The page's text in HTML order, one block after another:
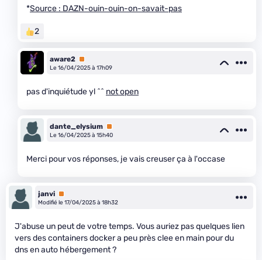
*Source : DAZN-ouin-ouin-on-savait-pas
2
aware2 Premium
Le 16/04/2025 à 17h09
pas d'inquiétude yl ^^ not open
dante_elysium Premium
Le 16/04/2025 à 15h40
Merci pour vos réponses, je vais creuser ça à l'occase
janvi Premium
Modifié le 17/04/2025 à 18h32
J'abuse un peut de votre temps. Vous auriez pas quelques lien
vers des containers docker a peu près clee en main pour du
dns en auto hébergement ?